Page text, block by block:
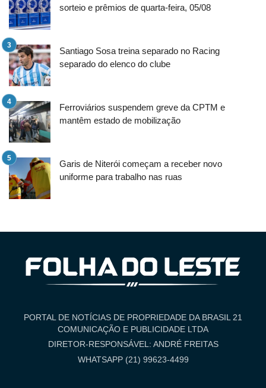
sorteio e prêmios de quarta-feira, 05/08
Santiago Sosa treina separado no Racing
separado do elenco do clube
Ferroviários suspendem greve da CPTM e
mantêm estado de mobilização
Garis de Niterói começam a receber novo
uniforme para trabalho nas ruas
PORTAL DE NOTÍCIAS DE PROPRIEDADE DA BRASIL 21
COMUNICAÇÃO E PUBLICIDADE LTDA
DIRETOR-RESPONSÁVEL: ANDRÉ FREITAS
WHATSAPP (21) 99623-4499